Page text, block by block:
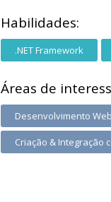
Habilidades:
.NET Framework
Áreas de
Desenvolvimento Web
Criação & Integração